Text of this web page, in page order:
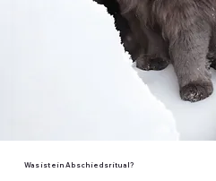
Was ist ein Abschiedsritual?